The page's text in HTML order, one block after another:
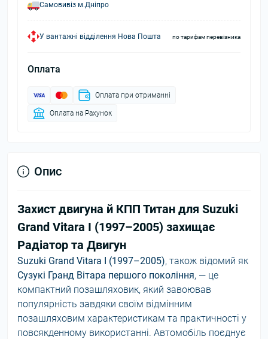
Самовивіз м.Дніпро
У вантажні відділення Нова Пошта по тарифам перевізника
Оплата
Оплата при отриманні
Оплата на Рахунок
Опис
Захист двигуна й КПП Титан для Suzuki
Grand Vitara I (1997–2005) захищає
Радіатор та Двигун
Suzuki Grand Vitara I (1997–2005), також відомий як
Сузукі Гранд Вітара першого покоління, — це
компактний позашляховик, який завоював
популярність завдяки своїм відмінним
позашляховим характеристикам та практичності у
повсякденному використанні. Автомобіль поєднує